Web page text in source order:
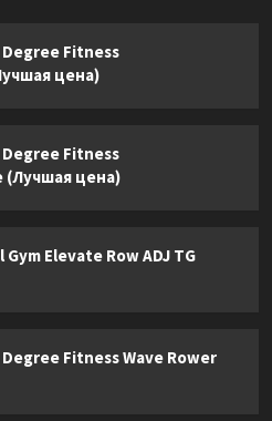
Fitness
цена)
Fitness
(Лучшая цена)
Elevate Row ADJ TG
Fitness Wave Rower